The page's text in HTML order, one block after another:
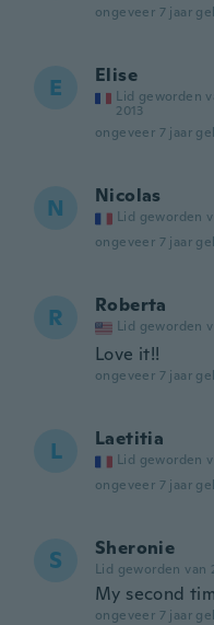
ongeveer 7 jaar
E Elise
Lid geworden
2013
ongeveer 7 jaar
N Nicolas
Lid geworden
ongeveer 7 jaar
R Roberta
Lid geworden
Love it!!
ongeveer 7 jaar
L Laetitia
Lid geworden
ongeveer 7 jaar
S Sheronie
Lid geworden van
My second
ongeveer 7 jaar